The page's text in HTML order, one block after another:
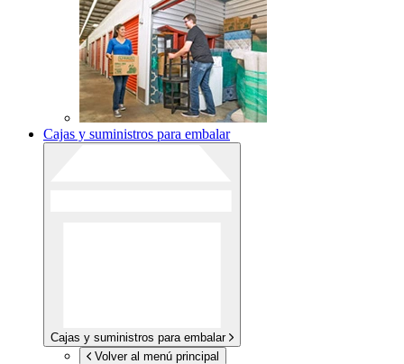
Cajas y suministros para embalar
Cajas y suministros para embalar
Volver al menú principal